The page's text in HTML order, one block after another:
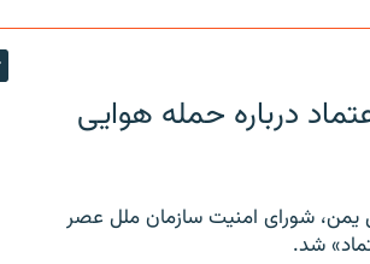
درباره حمله هوایی
یمن، شورای امنیت سازمان ملل عصر
شد.